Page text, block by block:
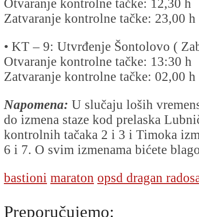
Otvaranje kontrolne tačke: 12,30 h
Zatvaranje kontrolne tačke: 23,00 h
• KT – 9: Utvrđenje Šontolovo (
Otvaranje kontrolne tačke: 13:30 h
Zatvaranje kontrolne tačke: 02,00 h
Napomena: U slučaju loših
do izmena staze kod prelaska
kontrolnih tačaka 2 i 3 i Timoka
6 i 7. O svim izmenama bićete
bastioni maraton opsd dragan
Preporučujemo: